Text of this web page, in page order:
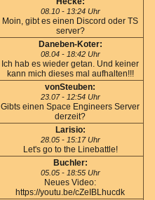
08.10 - 13:24 Uhr
Moin, gibt es einen Discord oder TS
server?
Daneben-Koter:
08.04 - 18:42 Uhr
Ich hab es wieder getan. Und keiner
kann mich dieses mal aufhalten!!!
vonSteuben:
23.07 - 12:54 Uhr
Gibts einen Space Engineers Server
derzeit?
Larisio:
28.05 - 15:17 Uhr
Let's go to the Linebattle!
Buchler:
05.05 - 18:55 Uhr
Neues Video:
https://youtu.be/cZeIBLhucdk